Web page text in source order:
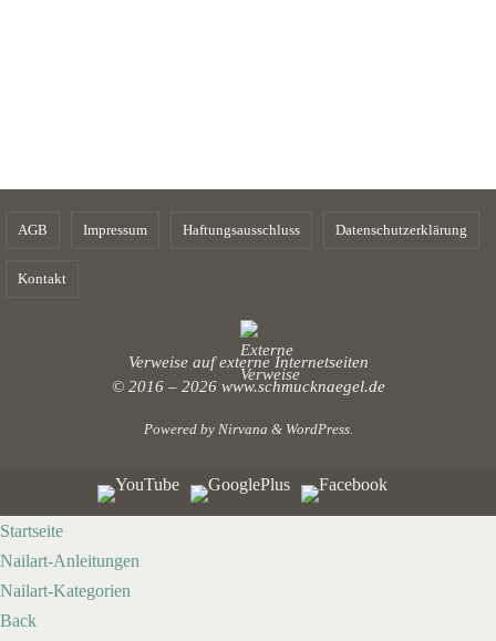
AGB Impressum Haftungsausschluss Datenschutzerklärung
Kontakt
Verweise auf externe Internetseiten
© 2016 – 2026 www.schmucknaegel.de
Powered by Nirvana & WordPress.
Startseite
Nailart-Anleitungen
Nailart-Kategorien
Back